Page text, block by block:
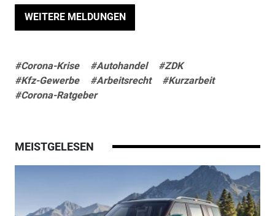
WEITERE MELDUNGEN
#Corona-Krise #Autohandel
#ZDK
#Kfz-Gewerbe
#Arbeitsrecht
#Kurzarbeit
#Corona-Ratgeber
MEISTGELESEN